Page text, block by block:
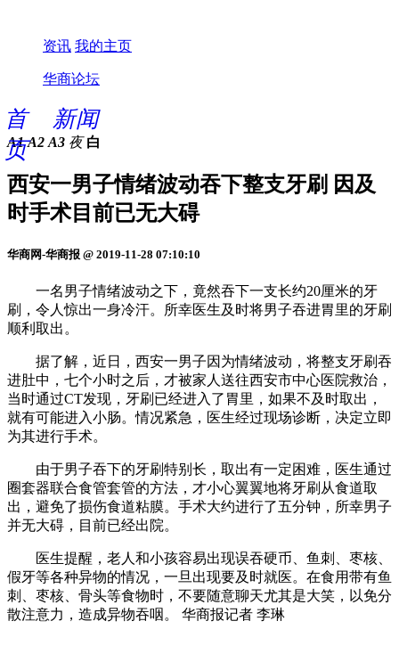
资讯 我的主页
华商论坛
首
页
新闻
A1 A2 A3 夜 白
西安一男子情绪波动吞下整支牙刷 因及
时手术目前已无大碍
华商网-华商报 @ 2019-11-28 07:10:10
一名男子情绪波动之下，竟然吞下一支长约20厘米的牙
刷，令人惊出一身冷汗。所幸医生及时将男子吞进胃里的牙刷
顺利取出。
据了解，近日，西安一男子因为情绪波动，将整支牙刷吞
进肚中，七个小时之后，才被家人送往西安市中心医院救治，
当时通过CT发现，牙刷已经进入了胃里，如果不及时取出，
就有可能进入小肠。情况紧急，医生经过现场诊断，决定立即
为其进行手术。
由于男子吞下的牙刷特别长，取出有一定困难，医生通过
圈套器联合食管套管的方法，才小心翼翼地将牙刷从食道取
出，避免了损伤食道粘膜。手术大约进行了五分钟，所幸男子
并无大碍，目前已经出院。
医生提醒，老人和小孩容易出现误吞硬币、鱼刺、枣核、
假牙等各种异物的情况，一旦出现要及时就医。在食用带有鱼
刺、枣核、骨头等食物时，不要随意聊天尤其是大笑，以免分
散注意力，造成异物吞咽。 华商报记者 李琳